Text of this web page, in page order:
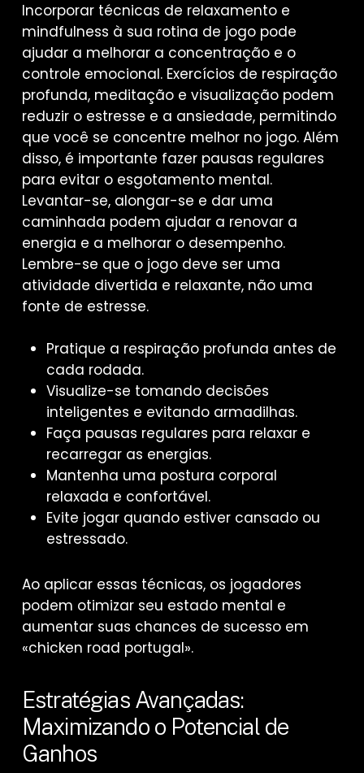
Incorporar técnicas de relaxamento e
mindfulness à sua rotina de jogo pode
ajudar a melhorar a concentração e o
controle emocional. Exercícios de respiração
profunda, meditação e visualização podem
reduzir o estresse e a ansiedade, permitindo
que você se concentre melhor no jogo. Além
disso, é importante fazer pausas regulares
para evitar o esgotamento mental.
Levantar-se, alongar-se e dar uma
caminhada podem ajudar a renovar a
energia e a melhorar o desempenho.
Lembre-se que o jogo deve ser uma
atividade divertida e relaxante, não uma
fonte de estresse.
Pratique a respiração profunda antes de
cada rodada.
Visualize-se tomando decisões
inteligentes e evitando armadilhas.
Faça pausas regulares para relaxar e
recarregar as energias.
Mantenha uma postura corporal
relaxada e confortável.
Evite jogar quando estiver cansado ou
estressado.
Ao aplicar essas técnicas, os jogadores
podem otimizar seu estado mental e
aumentar suas chances de sucesso em
«chicken road portugal».
Estratégias Avançadas:
Maximizando o Potencial de
Ganhos